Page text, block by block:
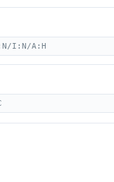
I:N/A:H